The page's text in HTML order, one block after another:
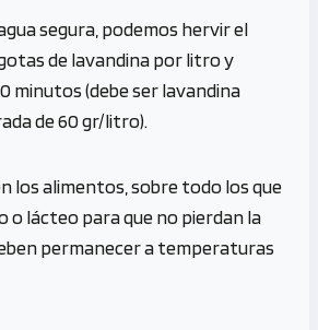
segura, podemos hervir el
de lavandina por litro y
minutos (debe ser lavandina
de 60 gr/litro).
los alimentos, sobre todo los que
o lácteo para que no pierdan la
permanecer a temperaturas